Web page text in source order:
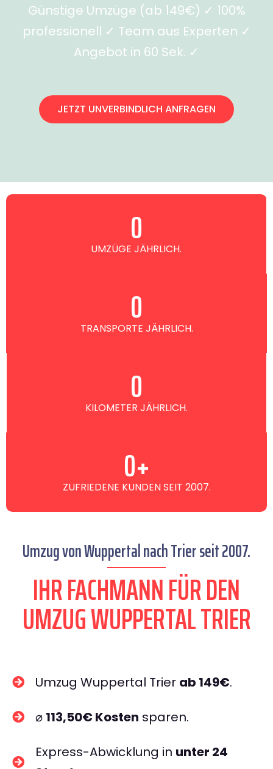
Günstige Umzüge (ab 149€) ✓ 100%
professionell ✓ Team aus Experten ✓
Angebot in 60 Sek. ✓
JETZT UNVERBINDLICH ANFRAGEN
UMZÜGE JÄHRLICH.
0
TRANSPORTE JÄHRLICH.
0
KILOMETER JÄHRLICH.
0
ZUFRIEDENE KUNDEN SEIT 2007.
0+
Umzug von Wuppertal nach Trier seit 2007.
IHR FACHMANN FÜR DEN
UMZUG WUPPERTAL TRIER
Umzug Wuppertal Trier ab 149€.
⌀ 113,50€ Kosten sparen.
Express-Abwicklung in unter 24